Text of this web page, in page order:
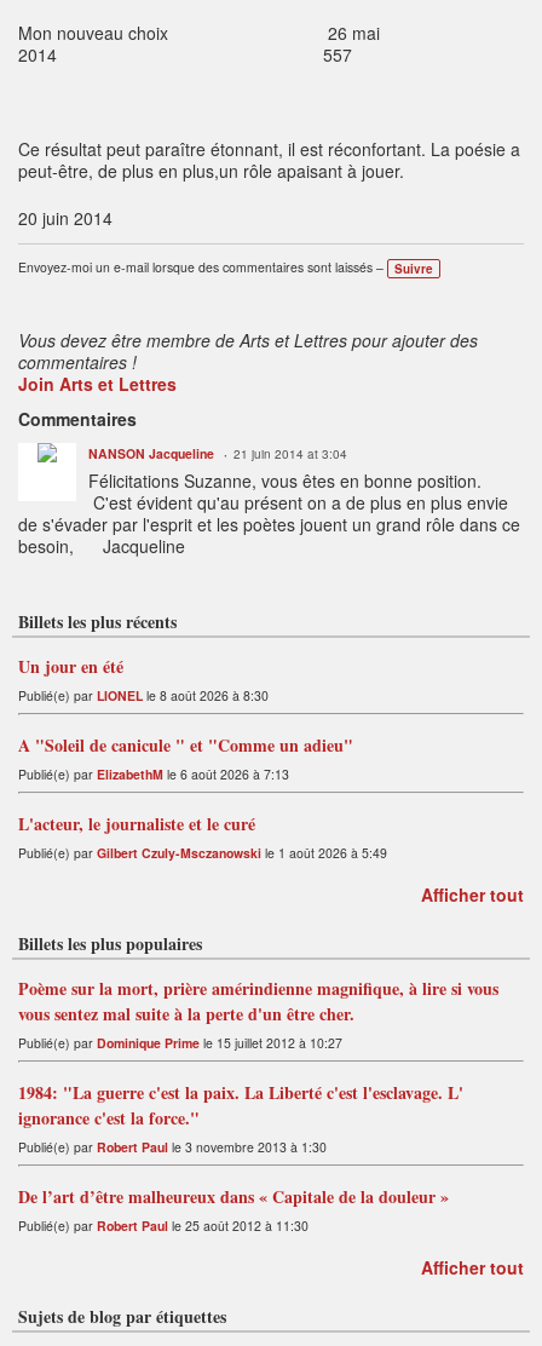
Mon nouveau choix 26 mai
2014 557
Ce résultat peut paraître étonnant, il est réconfortant. La poésie a
peut-être, de plus en plus,un rôle apaisant à jouer.
20 juin 2014
Envoyez-moi un e-mail lorsque des commentaires sont laissés – Suivre
Vous devez être membre de Arts et Lettres pour ajouter des
commentaires !
Join Arts et Lettres
Commentaires
NANSON Jacqueline 21 juin 2014 at 3:04
Félicitations Suzanne, vous êtes en bonne position.
C'est évident qu'au présent on a de plus en plus envie
de s'évader par l'esprit et les poètes jouent un grand rôle dans ce
besoin, Jacqueline
Billets les plus récents
Un jour en été
Publié(e) par LIONEL le 8 août 2026 à 8:30
A "Soleil de canicule " et "Comme un adieu"
Publié(e) par ElizabethM le 6 août 2026 à 7:13
L'acteur, le journaliste et le curé
Publié(e) par Gilbert Czuly-Msczanowski le 1 août 2026 à 5:49
Afficher tout
Billets les plus populaires
Poème sur la mort, prière amérindienne magnifique, à lire si vous
vous sentez mal suite à la perte d'un être cher.
Publié(e) par Dominique Prime le 15 juillet 2012 à 10:27
1984: "La guerre c'est la paix. La Liberté c'est l'esclavage. L'
ignorance c'est la force."
Publié(e) par Robert Paul le 3 novembre 2013 à 1:30
De l’art d’être malheureux dans « Capitale de la douleur »
Publié(e) par Robert Paul le 25 août 2012 à 11:30
Afficher tout
Sujets de blog par étiquettes